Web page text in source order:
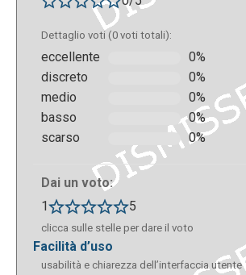
Dettaglio voti (0 voti totali):
eccellente
0%
discreto
0%
medio
0%
basso
0%
scarso
0%
Dai un voto:
1
5
clicca sulle stelle per dare il voto
facilità d’uso
usabilità e chiarezza dell’interfaccia utente